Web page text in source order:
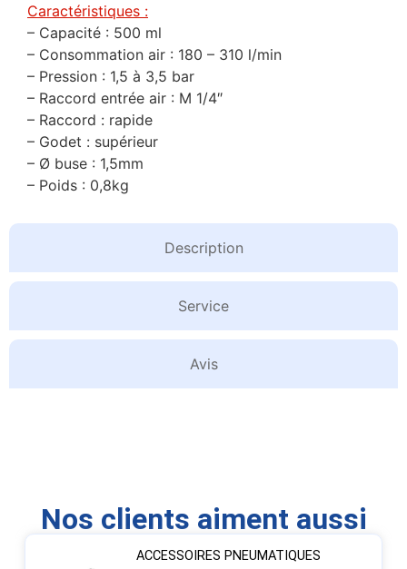
Description
Service
Avis
Caractéristiques :
– Capacité : 500 ml
– Consommation air : 180 – 310 l/min
– Pression : 1,5 à 3,5 bar
– Raccord entrée air : M 1/4″
– Raccord : rapide
– Godet : supérieur
– Ø buse : 1,5mm
– Poids : 0,8kg
Nos clients aiment aussi
ACCESSOIRES PNEUMATIQUES